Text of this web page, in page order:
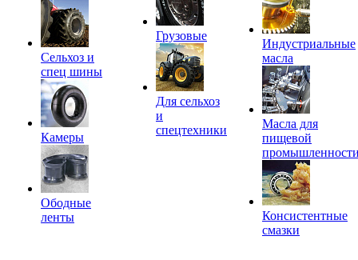
Сельхоз и
спец шины
Камеры
Ободные
ленты
Грузовые
Для сельхоз
и
спецтехники
Индустриальные
масла
Масла для
пищевой
Консистентные
смазки